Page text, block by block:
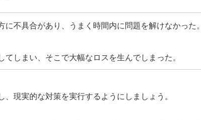
に不具合があり、うまく時間内に問題を解けなかった。
てしまい、そこで大幅なロスを生んでしまった。
、現実的な対策を実行するようにしましょう。